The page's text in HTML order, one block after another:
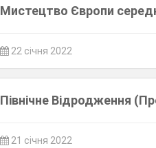
Мистецтво Європи
22 січня 2022
Північне Відродження
21 січня 2022